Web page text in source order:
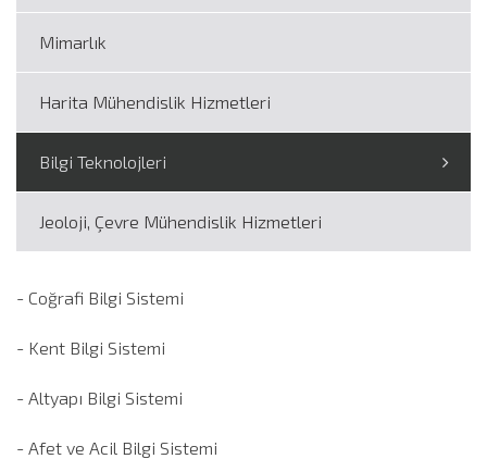
Mimarlık
Harita Mühendislik Hizmetleri
Bilgi Teknolojleri
Jeoloji, Çevre Mühendislik Hizmetleri
- Coğrafi Bilgi Sistemi
- Kent Bilgi Sistemi
- Altyapı Bilgi Sistemi
- Afet ve Acil Bilgi Sistemi